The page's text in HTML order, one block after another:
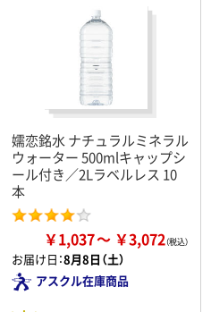
嬬恋銘水 ナチュラルミネラル
ウォーター 500mlキャップシ
ール付き／2Lラベルレス 10
本
￥1,037 ￥3,072
お届け日：8月8日（土）
アスクル在庫商品